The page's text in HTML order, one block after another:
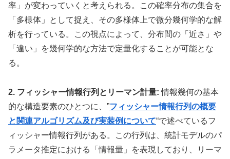
率」が変わっていくと考えられる。この確率分布の集合を
「多様体」として捉え、その多様体上で微分幾何学的な解
析を行っている。この視点によって、分布間の「近さ」や
「違い」を幾何学的な方法で定量化することが可能とな
る。
2. フィッシャー情報行列とリーマン計量: 情報幾何の基本
的な構造要素のひとつに、”フィッシャー情報行列の概要
と関連アルゴリズム及び実装例について“で述べているフ
ィッシャー情報行列がある。この行列は、統計モデルのパ
ラメータ推定における「情報量」を表現しており、リーマ